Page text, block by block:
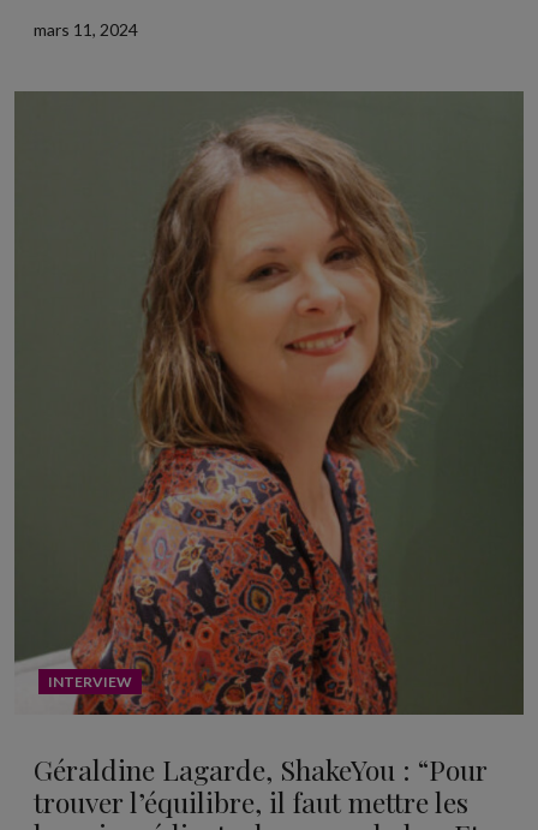
mars 11, 2024
INTERVIEW
Géraldine Lagarde, ShakeYou : “Pour
trouver l’équilibre, il faut mettre les